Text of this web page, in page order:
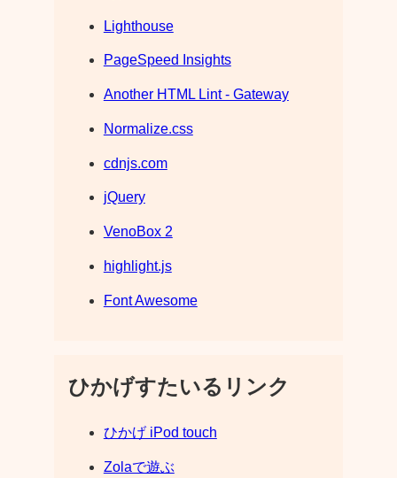
Lighthouse
PageSpeed Insights
Another HTML Lint - Gateway
Normalize.css
cdnjs.com
jQuery
VenoBox 2
highlight.js
Font Awesome
ひかげすたいるリンク
ひかげ iPod touch
Zolaで遊ぶ